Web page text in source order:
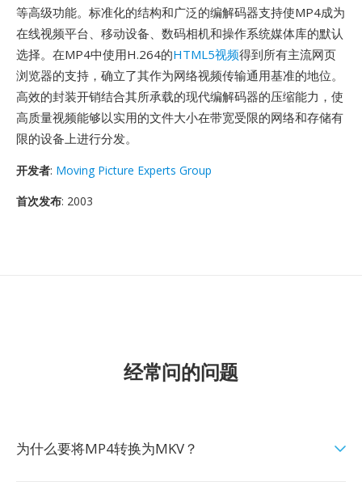
等高级功能。标准化的结构和广泛的编解码器支持使MP4成为
在线视频平台、移动设备、数码相机和操作系统媒体库的默认
选择。在MP4中使用H.264的HTML5视频得到所有主流网页
浏览器的支持，确立了其作为网络视频传输通用基准的地位。
高效的封装开销结合其所承载的现代编解码器的压缩能力，使
高质量视频能够以实用的文件大小在带宽受限的网络和存储有
限的设备上进行分发。
开发者: Moving Picture Experts Group
首次发布: 2003
经常问的问题
为什么要将MP4转换为MKV？